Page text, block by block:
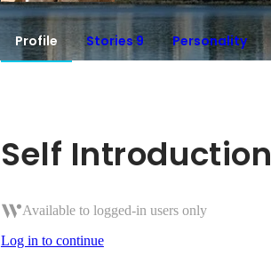
Profile Stories 9 Personality
Self Introduction
Available to logged-in users only
Log in to continue